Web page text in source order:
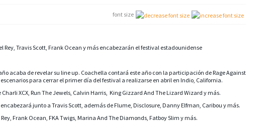
font size
Rey, Travis Scott, Frank Ocean y más encabezarán el festival estadounidense
acaba de revelar su line up. Coachella contará este año con la participación de Rage Against
para cerrar el primer día del festival a realizarse en abril en Indio, California.
XCX, Run The Jewels, Calvin Harris, King Gizzard And The Lizard Wizard y más.
junto a Travis Scott, además de Flume, Disclosure, Danny Elfman, Caribou y más.
Frank Ocean, FKA Twigs, Marina And The Diamonds, Fatboy Slim y más.